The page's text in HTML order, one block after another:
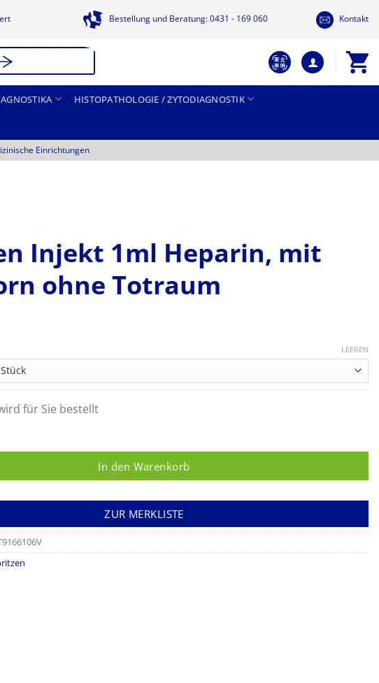
Bestellung und Beratung: 0431 - 169 060 Kontakt
HISTOPATHOLOGIE / ZYTODIAGNOSTIK
Einrichtungen
Injekt 1ml Heparin, mit
ohne Totraum
LEEREN
für Sie bestellt
In den Warenkorb
ZUR MERKLISTE